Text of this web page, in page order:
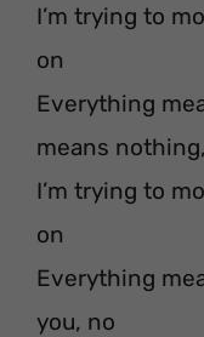
I’m trying to
on
Everything
means
I’m trying to
on
Everything
you, no